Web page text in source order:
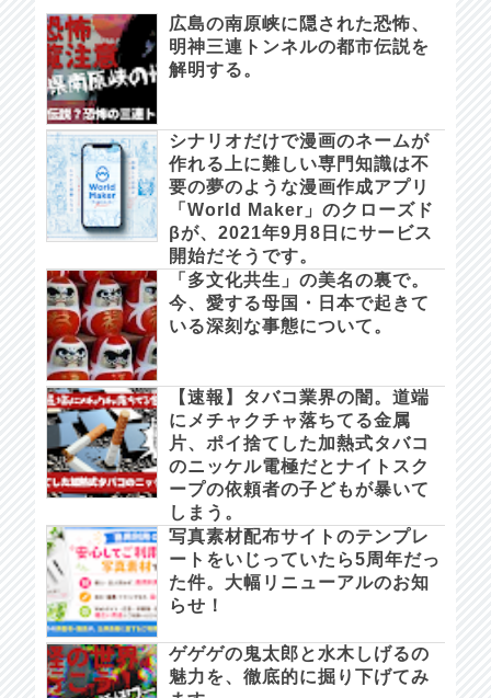
広島の南原峡に隠された恐怖、
明神三連トンネルの都市伝説を
解明する。
シナリオだけで漫画のネームが
作れる上に難しい専門知識は不
要の夢のような漫画作成アプリ
「World Maker」のクローズド
βが、2021年9月8日にサービス
開始だそうです。
「多文化共生」の美名の裏で。
今、愛する母国・日本で起きて
いる深刻な事態について。
【速報】タバコ業界の闇。道端
にメチャクチャ落ちてる金属
片、ポイ捨てした加熱式タバコ
のニッケル電極だとナイトスク
ープの依頼者の子どもが暴いて
しまう。
写真素材配布サイトのテンプレ
ートをいじっていたら5周年だっ
た件。大幅リニューアルのお知
らせ！
ゲゲゲの鬼太郎と水木しげるの
魅力を、徹底的に掘り下げてみ